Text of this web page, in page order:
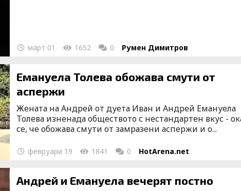
март 01 1652 0 Румен Димитров
Емануела Толева обожава смути от
аспержи
Жената на Андрей от дуета Иван и Андрей Емануела
Толева изненада обществото с нестандартен вкус -
се, че обожава смути от замразени аспержи и о...
февруари 19 1841 0 HotArena.net
Андрей и Емануела вечерят постно